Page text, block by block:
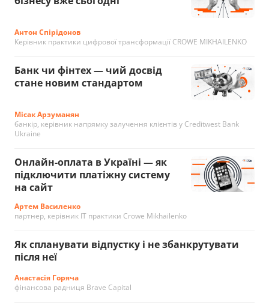
Антон Спірідонов
Керівник практики цифрової трансформації CROWE MIKHAILENKO
Банк чи фінтех — чий досвід
стане новим стандартом
Місак Арзуманян
банкір, керівник напрямку залучення клієнтів у Creditwest Bank
Ukraine
Онлайн-оплата в Україні — як
підключити платіжну систему
на сайт
Артем Василенко
партнер, керівник IT практики Crowe Mikhailenko
Як спланувати відпустку і не збанкрутувати
після неї
Анастасія Горяча
фінансова радниця Brave Capital